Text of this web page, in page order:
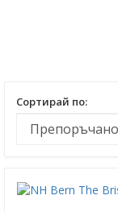
Сортирай по: